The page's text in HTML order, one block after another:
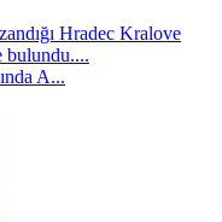
Hradec Kralove
bulundu....
A...